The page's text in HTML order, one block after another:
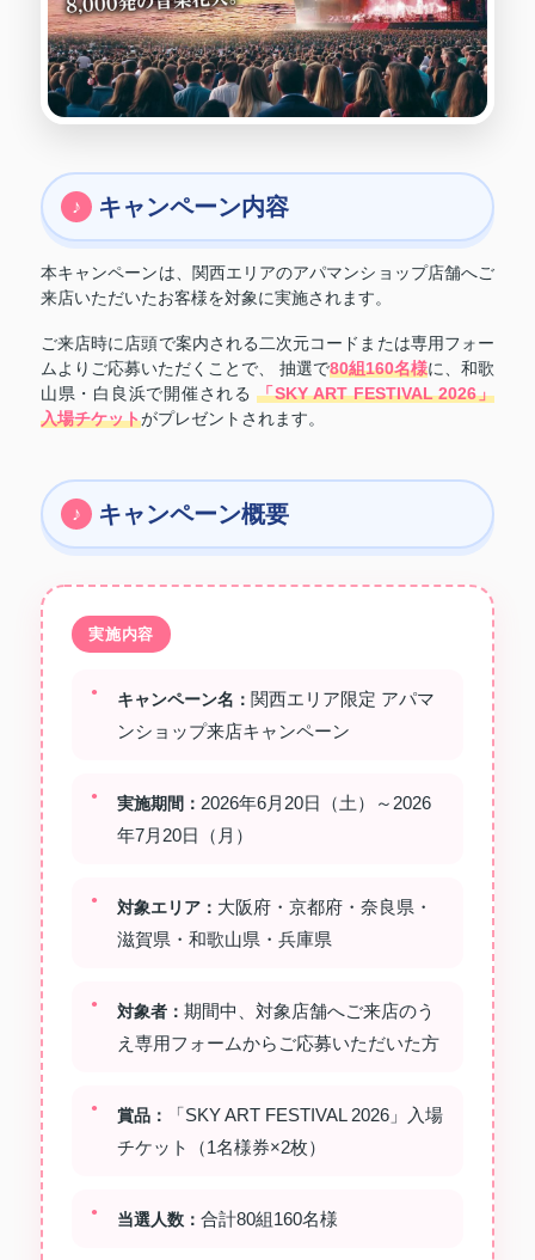
キャンペーン内容
本キャンペーンは、関西エリアのアパマンショップ店舗へご
来店いただいたお客様を対象に実施されます。
ご来店時に店頭で案内される二次元コードまたは専用フォー
ムよりご応募いただくことで、 抽選で80組160名様に、和歌
山県・白良浜で開催される「SKY ART FESTIVAL 2026」
入場チケットがプレゼントされます。
キャンペーン概要
実施内容
キャンペーン名： 関西エリア限定 アパマ
ンショップ来店キャンペーン
実施期間： 2026年6月20日（土）～2026
年7月20日（月）
対象エリア： 大阪府・京都府・奈良県・
滋賀県・和歌山県・兵庫県
対象者： 期間中、対象店舗へご来店のう
え専用フォームからご応募いただいた方
賞品：
「SKY ART FESTIVAL 2026」入場
チケット（1名様券×2枚）
当選人数： 合計80組160名様